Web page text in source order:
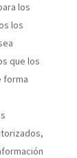
los
los
que los
forma